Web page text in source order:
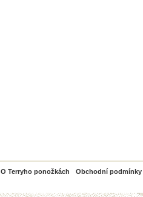
O Terryho ponožkách Obchodní podmínky
PayPal